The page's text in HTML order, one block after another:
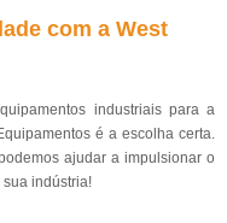
com a West
industriais para a
é a escolha certa.
ajudar a impulsionar o
indústria!